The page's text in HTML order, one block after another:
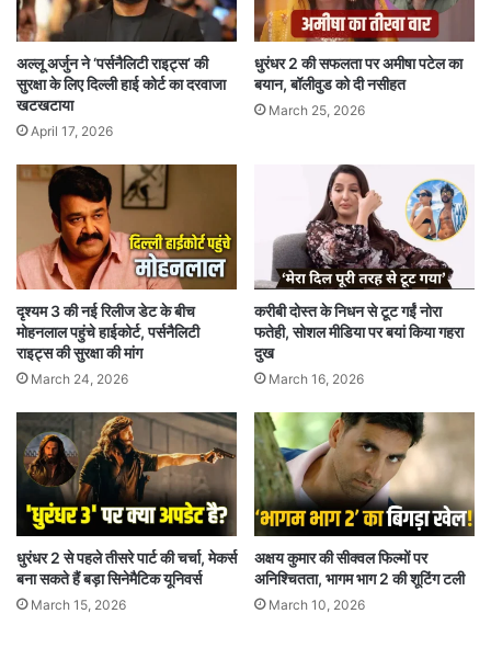
अल्लू अर्जुन ने ‘पर्सनैलिटी राइट्स’ की
सुरक्षा के लिए दिल्ली हाई कोर्ट का दरवाजा
खटखटाया
April 17, 2026
धुरंधर 2 की सफलता पर अमीषा पटेल का
बयान, बॉलीवुड को दी नसीहत
March 25, 2026
दृश्यम 3 की नई रिलीज डेट के बीच
मोहनलाल पहुंचे हाईकोर्ट, पर्सनैलिटी
राइट्स की सुरक्षा की मांग
March 24, 2026
करीबी दोस्त के निधन से टूट गईं नोरा
फतेही, सोशल मीडिया पर बयां किया गहरा
दुख
March 16, 2026
धुरंधर 2 से पहले तीसरे पार्ट की चर्चा, मेकर्स
बना सकते हैं बड़ा सिनेमैटिक यूनिवर्स
March 15, 2026
अक्षय कुमार की सीक्वल फिल्मों पर
अनिश्चितता, भागम भाग 2 की शूटिंग टली
March 10, 2026